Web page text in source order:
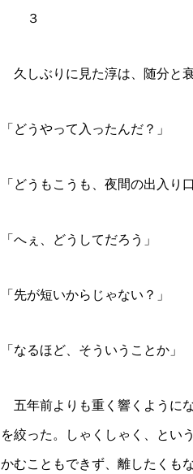
３
久しぶりに見た淳は、随分と
「どうやって入ったんだ？」
「どうもこうも、夜間の出入り
「へぇ、どうしてだろう」
「先が短いからじゃない？」
「なるほど、そういうことか」
五年前よりも重く響くように
を絞った。しゃくしゃく、とい
かむこともできず、離したくも